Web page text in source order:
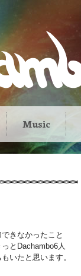
Music
きなかったこと
とDachambo6人
いたと思います。